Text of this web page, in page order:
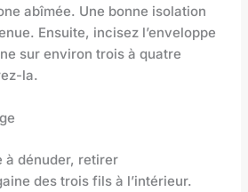
abîmée. Une bonne isolation
Ensuite, incisez l’enveloppe
sur environ trois à quatre
la.
à dénuder, retirer
des trois fils à l’intérieur.